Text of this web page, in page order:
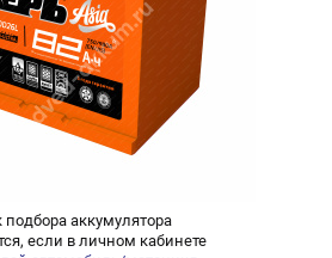
подбора аккумулятора
если в личном кабинете